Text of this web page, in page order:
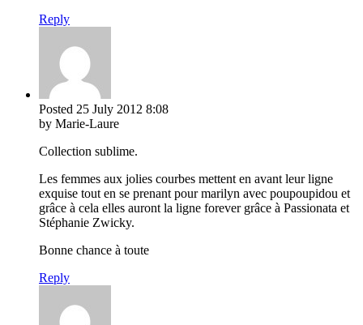
Reply
Posted 25 July 2012 8:08
by Marie-Laure
Collection sublime.
Les femmes aux jolies courbes mettent en avant leur ligne
exquise tout en se prenant pour marilyn avec poupoupidou et
grâce à cela elles auront la ligne forever grâce à Passionata et
Stéphanie Zwicky.
Bonne chance à toute
Reply